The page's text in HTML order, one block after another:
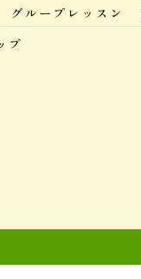
グループレッスン
プ